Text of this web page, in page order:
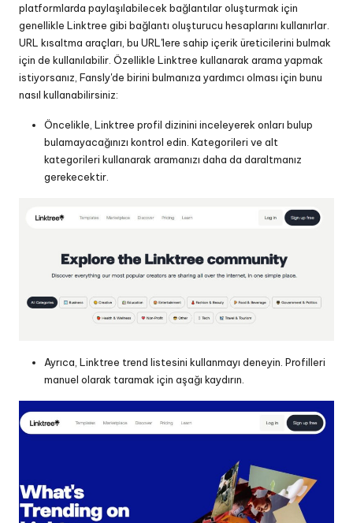
platformlarda paylaşılabilecek bağlantılar oluşturmak için
genellikle Linktree gibi bağlantı oluşturucu hesaplarını kullanırlar.
URL kısaltma araçları, bu URL'lere sahip içerik üreticilerini bulmak
için de kullanılabilir. Özellikle Linktree kullanarak arama yapmak
istiyorsanız, Fansly'de birini bulmanıza yardımcı olması için bunu
nasıl kullanabilirsiniz:
Öncelikle, Linktree profil dizinini inceleyerek onları bulup
bulamayacağınızı kontrol edin. Kategorileri ve alt
kategorileri kullanarak aramanızı daha da daraltmanız
gerekecektir.
Ayrıca, Linktree trend listesini kullanmayı deneyin. Profilleri
manuel olarak taramak için aşağı kaydırın.